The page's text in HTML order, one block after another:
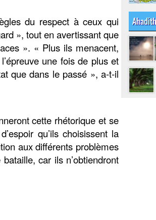
du respect à ceux qui
», tout en avertissant que
». « Plus ils menacent,
une fois de plus et
que dans le passé », a-t-il
cette rhétorique et se
qu’ils choisissent la
aux différents problèmes
car ils n’obtiendront
Ahadith